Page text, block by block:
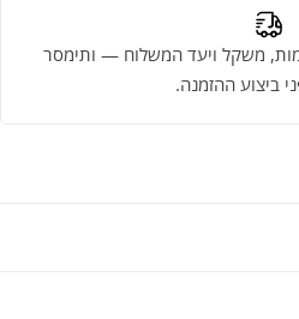
משקל ויעד המשלוח — ותימסר
ביצוע ההזמנה.